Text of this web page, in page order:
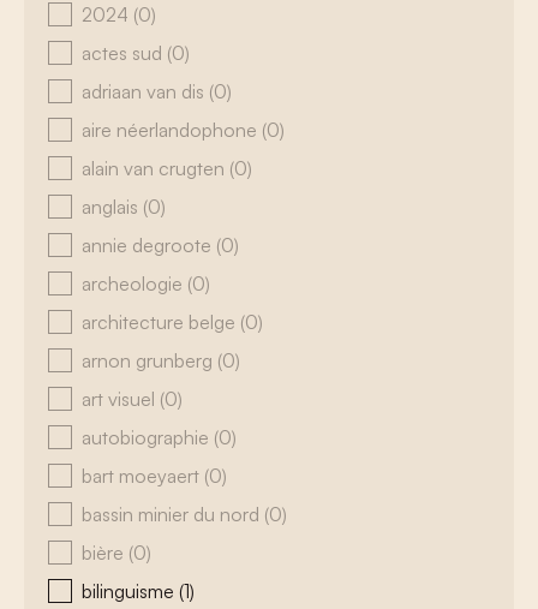
2024 (0)
actes sud (0)
adriaan van dis (0)
aire néerlandophone (0)
alain van crugten (0)
anglais (0)
annie degroote (0)
archeologie (0)
architecture belge (0)
arnon grunberg (0)
art visuel (0)
autobiographie (0)
bart moeyaert (0)
bassin minier du nord (0)
bière (0)
bilinguisme (1)